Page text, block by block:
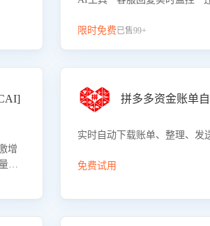
限时免费已售99+
增
客
同
拼多多资金账单
实时自动下载账单、整理、发
免费试用